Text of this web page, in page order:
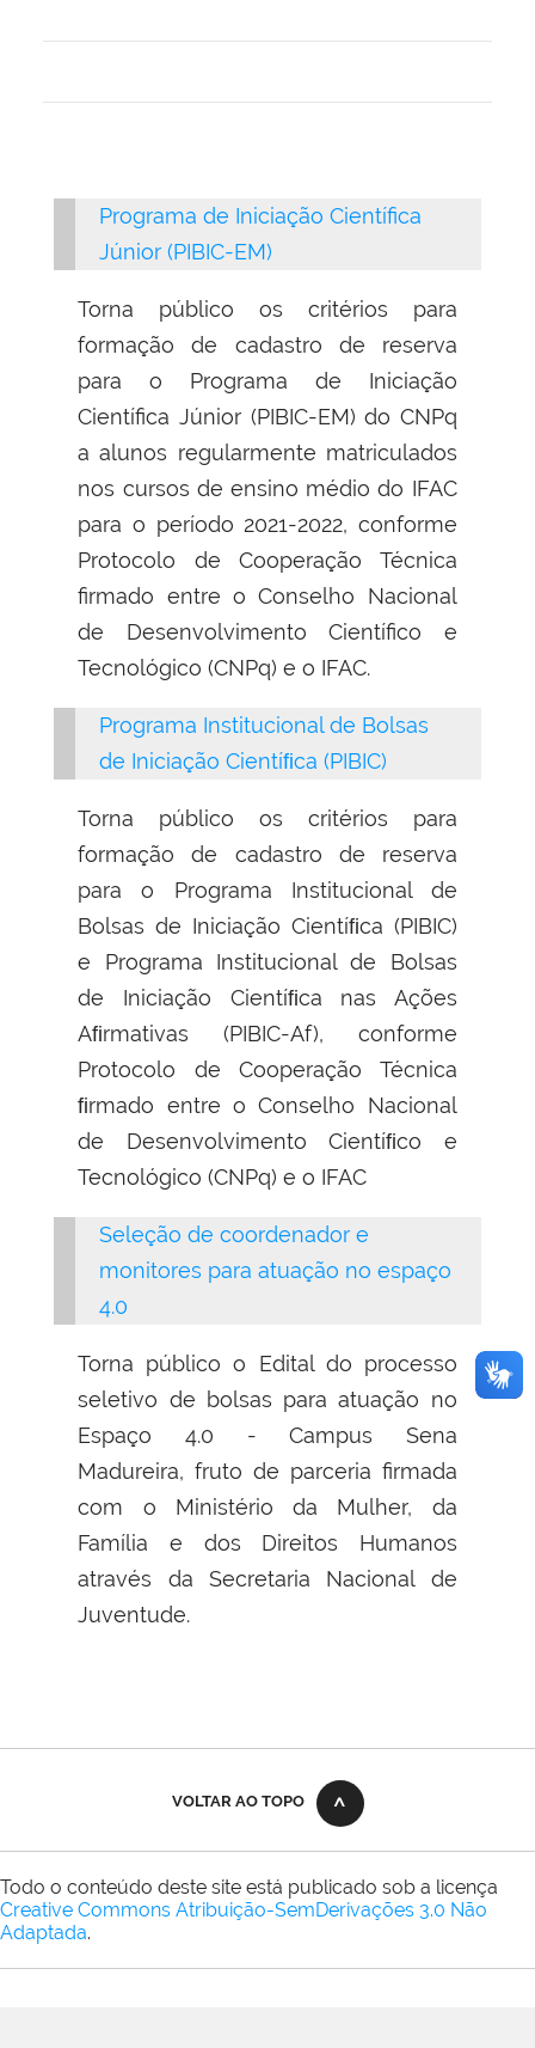
Programa de Iniciação Científica
Júnior (PIBIC-EM)
Torna público os critérios para
formação de cadastro de reserva
para o Programa de Iniciação
Científica Júnior (PIBIC-EM) do CNPq
a alunos regularmente matriculados
nos cursos de ensino médio do IFAC
para o período 2021-2022, conforme
Protocolo de Cooperação Técnica
firmado entre o Conselho Nacional
de Desenvolvimento Científico e
Tecnológico (CNPq) e o IFAC.
Programa Institucional de Bolsas
de Iniciação Cientíﬁca (PIBIC)
Torna público os critérios para
formação de cadastro de reserva
para o Programa Institucional de
Bolsas de Iniciação Cientíﬁca (PIBIC)
e Programa Institucional de Bolsas
de Iniciação Cientíﬁca nas Ações
Aﬁrmativas (PIBIC-Af), conforme
Protocolo de Cooperação Técnica
ﬁrmado entre o Conselho Nacional
de Desenvolvimento Cientíﬁco e
Tecnológico (CNPq) e o IFAC
Seleção de coordenador e
monitores para atuação no espaço
4.0
Torna público o Edital do processo
seletivo de bolsas para atuação no
Espaço 4.0 - Campus Sena
Madureira, fruto de parceria firmada
com o Ministério da Mulher, da
Família e dos Direitos Humanos
através da Secretaria Nacional de
Juventude.
VOLTAR AO TOPO
Todo o conteúdo deste site está publicado sob a licença
Creative Commons Atribuição-SemDerivações 3.0 Não
Adaptada.